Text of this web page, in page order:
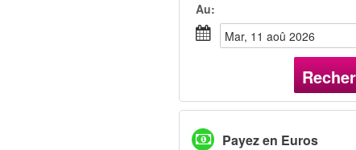
Au:
mar, 11 aoû 2026
Payez en Euros